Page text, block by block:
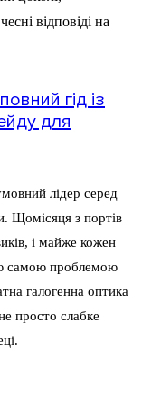
відповіді на
гід із
для
лідер серед
Щомісяця з портів
і майже кожен
самою проблемою
галогенна оптика
просто слабке